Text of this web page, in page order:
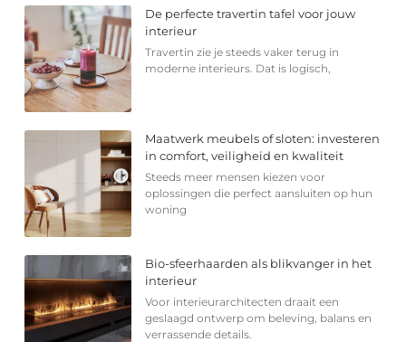
De perfecte travertin tafel voor jouw
interieur
Travertin zie je steeds vaker terug in
moderne interieurs. Dat is logisch,
Maatwerk meubels of sloten: investeren
in comfort, veiligheid en kwaliteit
Steeds meer mensen kiezen voor
oplossingen die perfect aansluiten op hun
woning
Bio-sfeerhaarden als blikvanger in het
interieur
Voor interieurarchitecten draait een
geslaagd ontwerp om beleving, balans en
verrassende details.